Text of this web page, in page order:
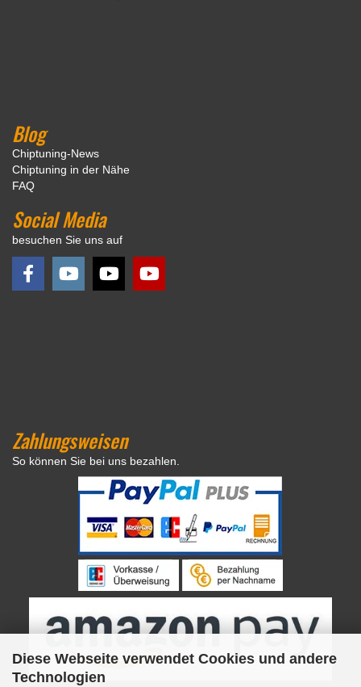
Diese Webseite verwendet Cookies und andere
Technologien
Blog
Chiptuning-News
Chiptuning in der Nähe
FAQ
Social Media
besuchen Sie uns auf
Zahlungsweisen
So können Sie bei uns bezahlen.